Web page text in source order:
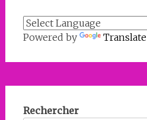
Powered by Translate
Rechercher